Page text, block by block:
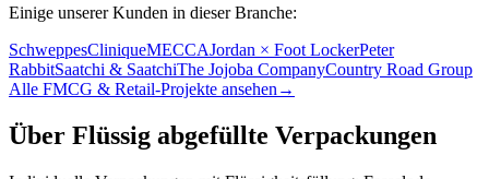
Einige unserer Kunden in dieser Branche:
SchweppesCliniqueMECCAJordan × Foot LockerPeter
RabbitSaatchi & SaatchiThe Jojoba CompanyCountry Road Group
Alle FMCG & Retail-Projekte ansehen →
Über Flüssig abgefüllte Verpackungen